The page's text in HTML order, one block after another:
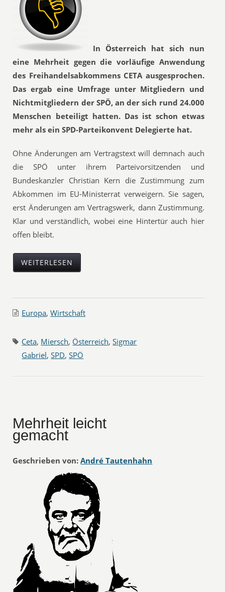
In Österreich hat sich nun
eine Mehrheit gegen die vorläufige Anwendung
des Freihandelsabkommens CETA ausgesprochen.
Das ergab eine Umfrage unter Mitgliedern und
Nichtmitgliedern der SPÖ, an der sich rund 24.000
Menschen beteiligt hatten. Das ist schon etwas
mehr als ein SPD-Parteikonvent Delegierte hat.
Ohne Änderungen am Vertragstext will demnach auch
die SPÖ unter ihrem Parteivorsitzenden und
Bundeskanzler Christian Kern die Zustimmung zum
Abkommen im EU-Ministerrat verweigern. Sie sagen,
erst Änderungen am Vertragswerk, dann Zustimmung.
Klar und verständlich, wobei eine Hintertür auch hier
offen bleibt.
WEITERLESEN
Europa,Wirtschaft
Ceta, Miersch, Österreich,Sigmar
Gabriel,SPD,SPÖ
Mehrheit leicht
gemacht
Geschrieben von: André Tautenhahn